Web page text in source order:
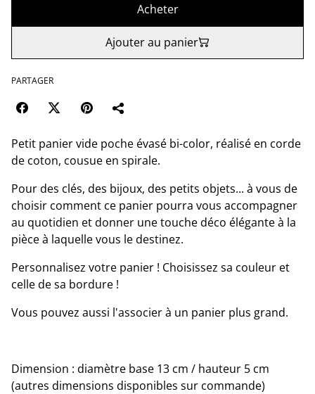
Acheter
Ajouter au panier
PARTAGER
Petit panier vide poche évasé bi-color, réalisé en corde
de coton, cousue en spirale.
Pour des clés, des bijoux, des petits objets... à vous de
choisir comment ce panier pourra vous accompagner
au quotidien et donner une touche déco élégante à la
pièce à laquelle vous le destinez.
Personnalisez votre panier ! Choisissez sa couleur et
celle de sa bordure !
Vous pouvez aussi l'associer à un panier plus grand.
Dimension : diamètre base 13 cm / hauteur 5 cm
(autres dimensions disponibles sur commande)